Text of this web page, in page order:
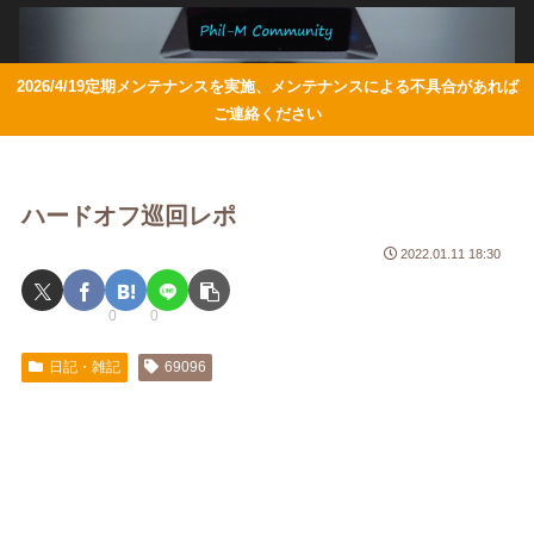
2026/4/19定期メンテナンスを実施、メンテナンスによる不具合があれば
ご連絡ください
ハードオフ巡回レポ
2022.01.11 18:30
0 0
日記・雑記 69096